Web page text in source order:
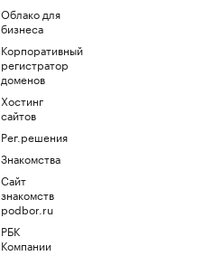
Облако для
бизнеса
Корпоративный
регистратор
доменов
Хостинг
сайтов
Рег.решения
Знакомства
Сайт
знакомств
podbor.ru
РБК
Компании